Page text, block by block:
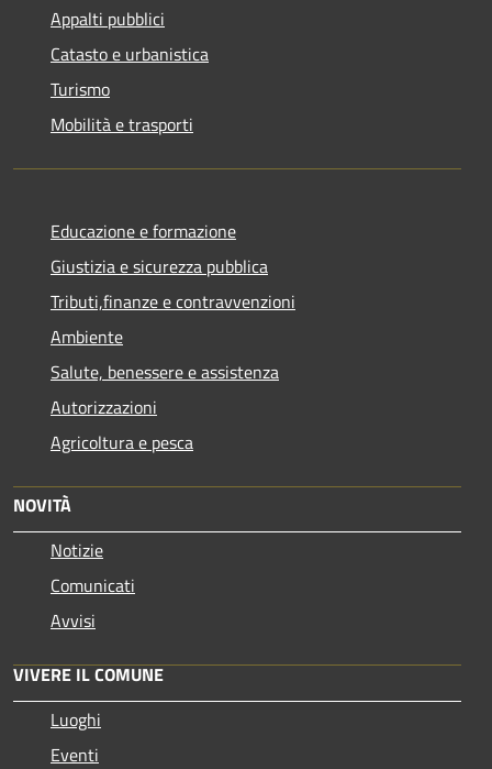
Appalti pubblici
Catasto e urbanistica
Turismo
Mobilità e trasporti
Educazione e formazione
Giustizia e sicurezza pubblica
Tributi,finanze e contravvenzioni
Ambiente
Salute, benessere e assistenza
Autorizzazioni
Agricoltura e pesca
NOVITÀ
Notizie
Comunicati
Avvisi
VIVERE IL COMUNE
Luoghi
Eventi